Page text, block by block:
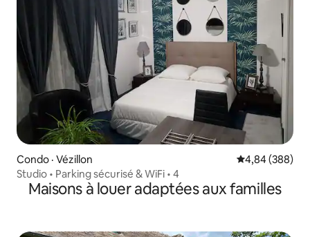
Condo · Vézillon Note
4,84 (388)
Studio • Parking sécurisé & WiFi • 4
Maisons à louer adaptées aux familles